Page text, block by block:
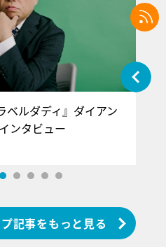
ベルダディ』ダイアン
インタビュー
記事をもっと見る